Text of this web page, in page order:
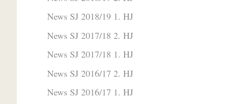
News SJ 2018/19 1. HJ
News SJ 2017/18 2. HJ
News SJ 2017/18 1. HJ
News SJ 2016/17 2. HJ
News SJ 2016/17 1. HJ